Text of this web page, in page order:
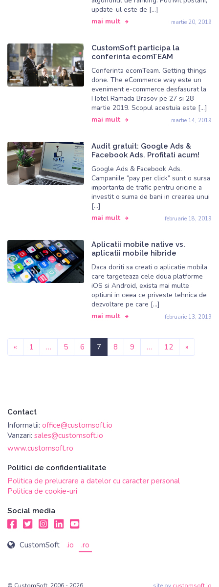
update-ul este de […]
mai mult martie 20, 2019
CustomSoft participa la
conferinta ecomTEAM
Conferinta ecomTeam. Getting things
done. The eCommerce way este un
eveniment e-commerce desfasurat la
Hotel Ramada Brasov pe 27 si 28
martie 2019. Scopul acestuia este […]
mai mult martie 14, 2019
Audit gratuit: Google Ads &
Facebook Ads. Profitati acum!
Google Ads & Facebook Ads.
Campaniile “pay per click” sunt o sursa
importanta de trafic pentru oricine a
investit o suma de bani in crearea unui
[…]
mai mult februarie 18, 2019
Aplicatii mobile native vs.
aplicatii mobile hibride
Daca doriti sa creati o aplicatie mobila
care targeteaza cele doua platforme
iOS si Android, exista mai multe
optiuni in ceea ce priveste tehnica de
dezvoltare pe care […]
mai mult februarie 13, 2019
Posts navigation
« 1 … 5 6 7 8 9 … 12 »
Contact
Informatii: office@customsoft.io
Vanzari: sales@customsoft.io
www.customsoft.ro
Politici de confidentialitate
Politica de prelucrare a datelor cu caracter personal
Politica de cookie-uri
Social media
Facebook
TwitterInstagram
LinkedInYoutube
CustomSoft .io .ro
© CustomSoft, 2006 - 2026 site by customsoft.io